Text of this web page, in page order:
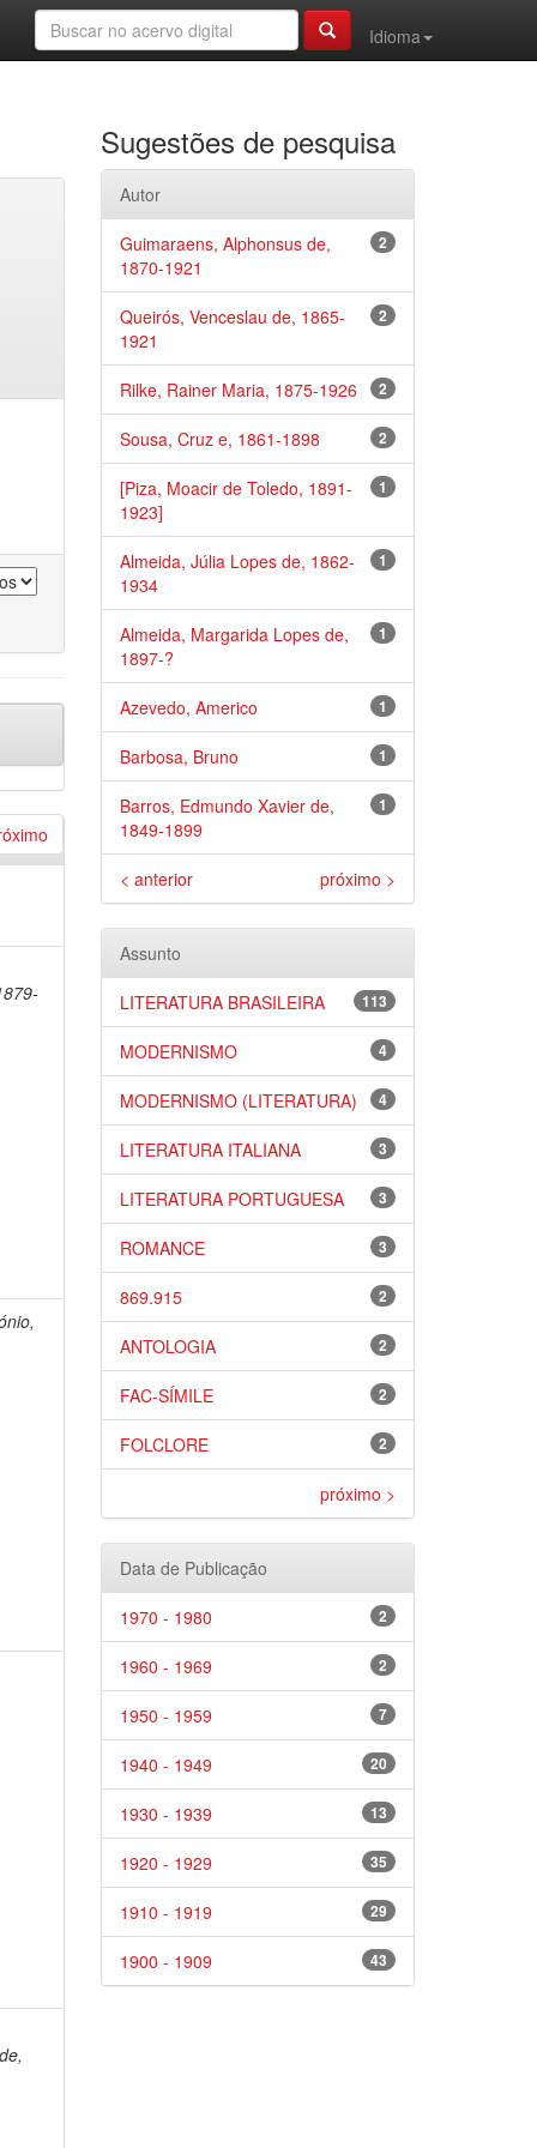
Idioma
Sugestões de pesquisa
Autor
2
Guimaraens, Alphonsus de,
1870-1921
2
Queirós, Venceslau de, 1865-
1921
2
Rilke, Rainer Maria, 1875-1926
2
Sousa, Cruz e, 1861-1898
1
[Piza, Moacir de Toledo, 1891-
1923]
1
Almeida, Júlia Lopes de, 1862-
1934
1
Almeida, Margarida Lopes de,
1897-?
1
Azevedo, Americo
1
Barbosa, Bruno
1
Barros, Edmundo Xavier de,
1849-1899
< anterior próximo >
Assunto
113
LITERATURA BRASILEIRA
4
MODERNISMO
4
MODERNISMO (LITERATURA)
3
LITERATURA ITALIANA
3
LITERATURA PORTUGUESA
3
ROMANCE
2
869.915
2
ANTOLOGIA
2
FAC-SÍMILE
2
FOLCLORE
próximo >
Data de Publicação
2
1970 - 1980
2
1960 - 1969
7
1950 - 1959
20
1940 - 1949
13
1930 - 1939
35
1920 - 1929
29
1910 - 1919
43
1900 - 1909